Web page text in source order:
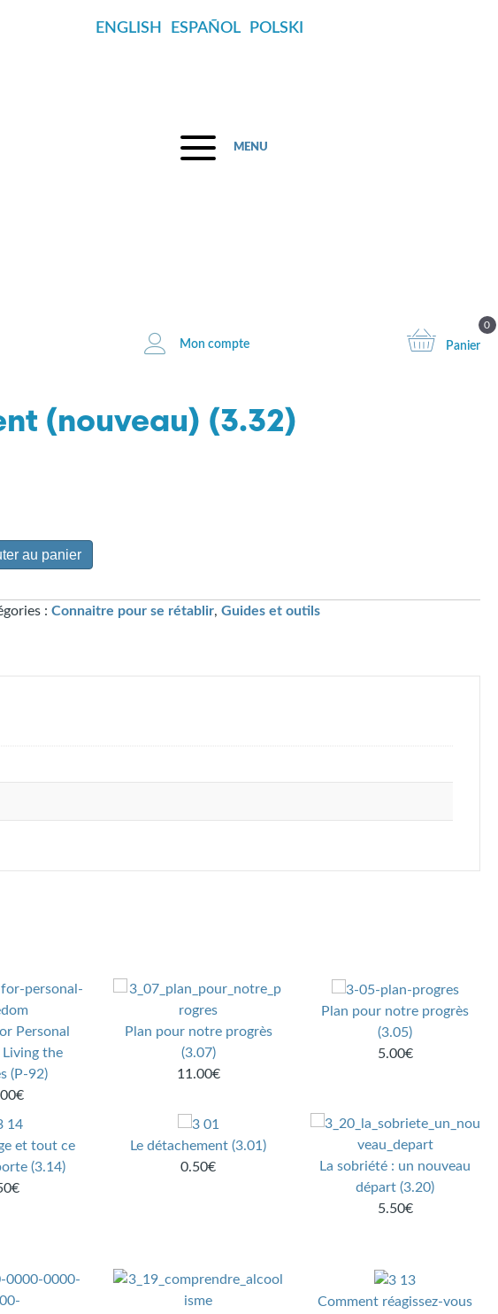
ENGLISH ESPAÑOL POLSKI
MENU
Mon compte Panier
0
(nouveau) (3.32)
au panier
: Connaitre pour se rétablir, Guides et outils
Personal
Living the
(P-92)
Plan pour notre progrès
(3.07)
11.00€
Plan pour notre progrès
(3.05)
5.00€
et tout ce
(3.14)
Le détachement (3.01)
0.50€
La sobriété : un nouveau
départ (3.20)
5.50€
Comment réagissez-vous